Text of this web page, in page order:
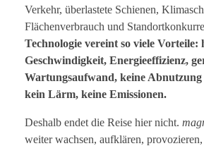
Verkehr, überlastete Schienen,
Flächenverbrauch und
Technologie vereint so viele Vorteile:
Geschwindigkeit, Energieeffizienz,
Wartungsaufwand, keine
kein Lärm, keine Emissionen.
Deshalb endet die Reise hier nicht.
weiter wachsen, aufklären,